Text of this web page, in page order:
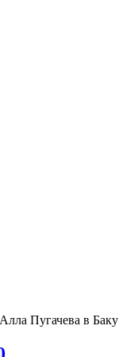
Алла Пугачева в